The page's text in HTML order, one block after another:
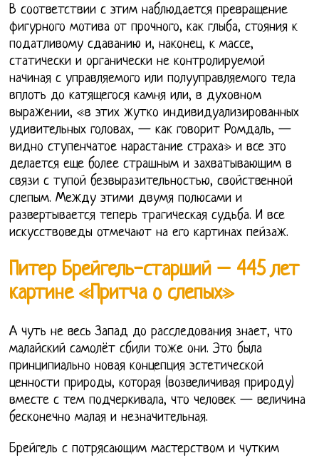
В соответствии с этим наблюдается превращение
фигурного мотива от прочного, как глыба, стояния к
податливому сдаванию и, наконец, к массе,
статически и органически не контролируемой
начиная с управляемого или полууправляемого тела
вплоть до катящегося камня или, в духовном
выражении, «в этих жутко индивидуализированных
удивительных головах, — как говорит Ромдаль, —
видно ступенчатое нарастание страха» и все это
делается еще более страшным и захватывающим в
связи с тупой безвыразительностью, свойственной
слепым. Между этими двумя полюсами и
развертывается теперь трагическая судьба. И все
искусствоведы отмечают на его картинах пейзаж.
Питер Брейгель-старший – 445 лет
картине «Притча о слепых»
А чуть не весь Запад до расследования знает, что
малайский самолёт сбили тоже они. Это была
принципиально новая концепция эстетической
ценности природы, которая (возвеличивая природу)
вместе с тем подчеркивала, что человек — величина
бесконечно малая и незначительная.
Брейгель с потрясающим мастерством и чутким